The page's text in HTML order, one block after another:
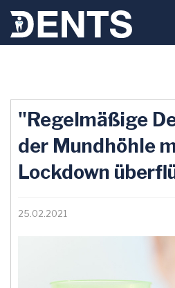
springen
"Regelmäßige
der Mundhöhle
Lockdown
25.02.2021